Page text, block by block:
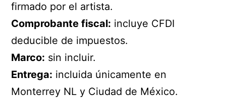
firmado por el artista.
Comprobante fiscal: incluye CFDI
deducible de impuestos.
Marco: sin incluir.
Entrega: incluida únicamente en
Monterrey NL y Ciudad de México.